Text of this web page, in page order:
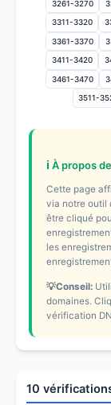
3261-3270
3311-3320
3361-3370
3411-3420
3461-3470
3511-
ℹ️ À propos
Cette page
via notre outil
être cliqué
les
💡Conseil:
domaines.
vérification
10